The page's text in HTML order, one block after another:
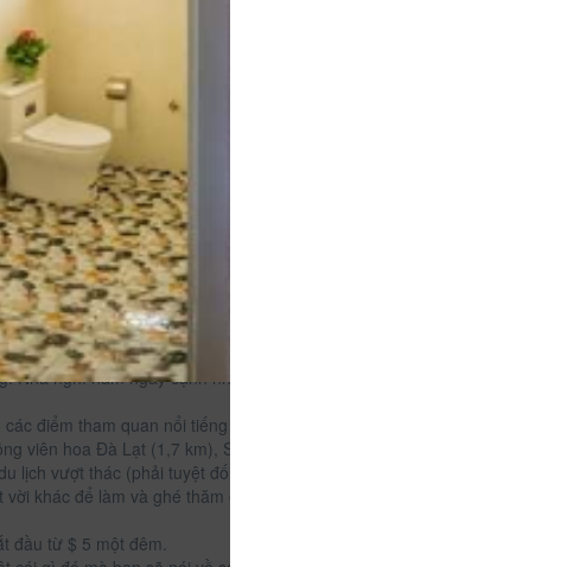
là môi trường gia đình độc đáo, vui vẻ, sẽ là một trải
biến cho khách du lịch và nằm trong một khu phố yên
phố.
nghỉ nằm ngay cạnh nhiều địa điểm cà phê, nhà
điểm tham quan nổi tiếng của thành phố như chùa
viên hoa Đà Lạt (1,7 km), Sân gôn (1,9 km), và Nhà thờ
lịch vượt thác (phải tuyệt đối) hoặc tham quan bằng xe
khác để làm và ghé thăm ở Đà Lạt trong thời gian bạn
đầu từ $ 5 một đêm.